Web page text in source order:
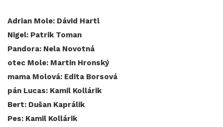
Adrian Mole: Dávid Hartl
Nigel: Patrik Toman
Pandora: Nela Novotná
otec Mole: Martin Hronský
mama Molová: Edita Borsová
pán Lucas: Kamil Kollárik
Bert: Dušan Kaprálik
Pes: Kamil Kollárik